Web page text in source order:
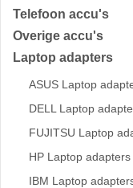
Telefoon accu's
Overige accu's
Laptop adapters
ASUS Laptop
DELL Laptop
FUJITSU Laptop
HP Laptop adapters
IBM Laptop